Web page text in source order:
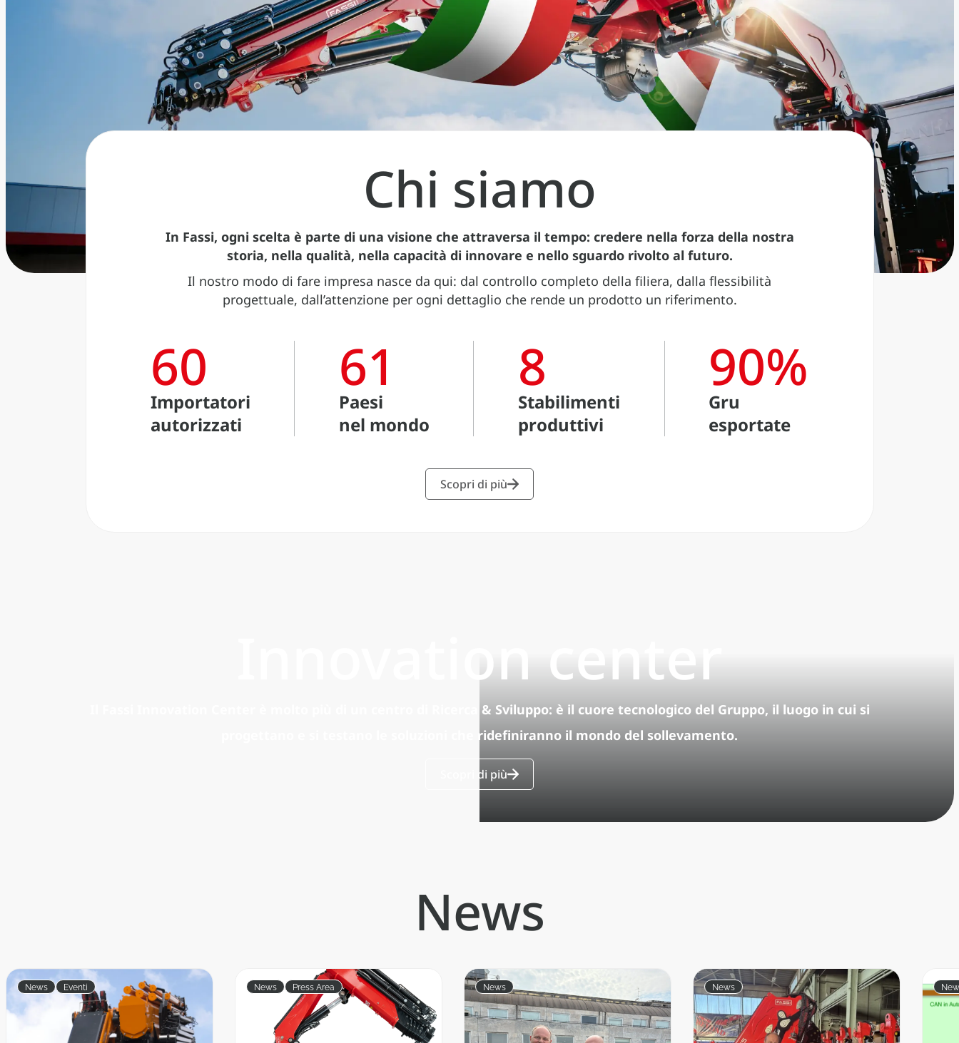
Chi siamo
In Fassi, ogni scelta è parte di una visione che attraversa il tempo: credere nella forza della nostra
storia, nella qualità, nella capacità di innovare e nello sguardo rivolto al futuro.
Il nostro modo di fare impresa nasce da qui: dal controllo completo della filiera, dalla flessibilità
progettuale, dall’attenzione per ogni dettaglio che rende un prodotto un riferimento.
60
Importatori
autorizzati
61
Paesi
nel mondo
8
Stabilimenti
produttivi
90%
Gru
esportate
Scopri di più
Innovation center
Il Fassi Innovation Center è molto più di un centro di Ricerca & Sviluppo: è il cuore tecnologico del Gruppo, il luogo in cui si
progettano e si testano le soluzioni che ridefiniranno il mondo del sollevamento.
Scopri di più
News
News Eventi News Press Area News News